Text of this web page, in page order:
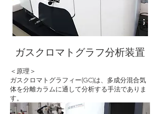
ガスクロマトグラフ分析装置
＜原理＞
ガスクロマトグラフィー(GC)は、多成分混合気
体を分離カラムに通して分析する手法でありま
す。